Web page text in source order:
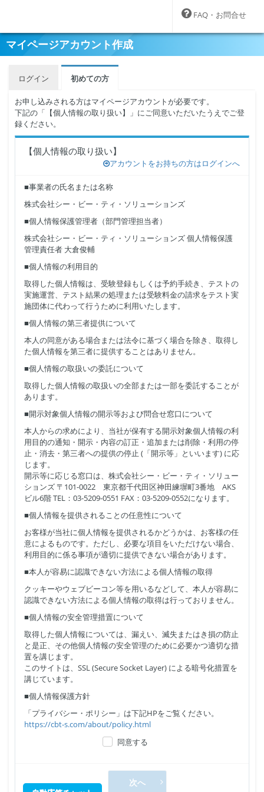
FAQ・お問合せ
マイページアカウント作成
ログイン 初めての方
お申し込みされる方はマイページアカウントが必要です。
下記の「【個人情報の取り扱い】」にご同意いただいたうえでご登
録ください。
【個人情報の取り扱い】
アカウントをお持ちの方はログインへ
■事業者の氏名または名称
株式会社シー・ビー・ティ・ソリューションズ
■個人情報保護管理者（部門管理担当者）
株式会社シー・ビー・ティ・ソリューションズ 個人情報保護
管理責任者 大倉俊輔
■個人情報の利用目的
取得した個人情報は、受験登録もしくは予約手続き、テストの
実施運営、テスト結果の処理または受験料金の請求をテスト実
施団体に代わって行うために利用いたします。
■個人情報の第三者提供について
本人の同意がある場合または法令に基づく場合を除き、取得し
た個人情報を第三者に提供することはありません。
■個人情報の取扱いの委託について
取得した個人情報の取扱いの全部または一部を委託することが
あります。
■開示対象個人情報の開示等および問合せ窓口について
本人からの求めにより、当社が保有する開示対象個人情報の利
用目的の通知・開示・内容の訂正・追加または削除・利用の停
止・消去・第三者への提供の停止 (「開示等」といいます) に応
じます。
開示等に応じる窓口は、株式会社シー・ビー・ティ・ソリュー
ションズ 〒101-0022 東京都千代田区神田練塀町3番地 AKS
ビル6階 TEL：03-5209-0551 FAX：03-5209-0552になります。
■個人情報を提供されることの任意性について
お客様が当社に個人情報を提供されるかどうかは、お客様の任
意によるものです。ただし、必要な項目をいただけない場合、
利用目的に係る事項が適切に提供できない場合があります。
■本人が容易に認識できない方法による個人情報の取得
クッキーやウェブビーコン等を用いるなどして、本人が容易に
認識できない方法による個人情報の取得は行っておりません。
■個人情報の安全管理措置について
取得した個人情報については、漏えい、滅失またはき損の防止
と是正、その他個人情報の安全管理のために必要かつ適切な措
置を講じます。
このサイトは、SSL (Secure Socket Layer) による暗号化措置を
講じています。
■個人情報保護方針
「プライバシー・ポリシー」は下記HPをご覧ください。
https://cbt-s.com/about/policy.html
同意する
次へ